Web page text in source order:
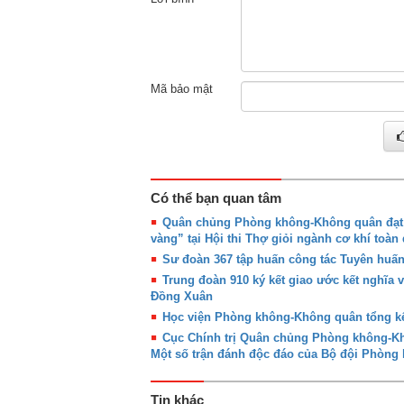
Mã bảo mật
Có thể bạn quan tâm
Quân chủng Phòng không-Không quân
vàng” tại Hội thi Thợ giỏi ngành cơ khí toàn
Sư đoàn 367 tập huấn công tác Tuyên
Trung đoàn 910 ký kết giao ước kết nghĩa
Đồng Xuân
Học viện Phòng không-Không quân tổng
Cục Chính trị Quân chủng Phòng không-
Một số trận đánh độc đáo của Bộ đội Phòng
Tin khác